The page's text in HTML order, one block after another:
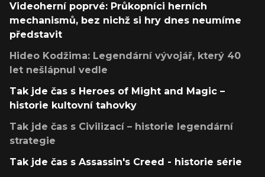
Videoherní poprvé: Průkopníci herních
mechanismů, bez nichž si hry dnes neumíme
představit
Hideo Kodžima: Legendární vývojář, který 40
let nešlápnul vedle
Tak jde čas s Heroes of Might and Magic –
historie kultovní tahovky
Tak jde čas s Civilizací – historie legendární
strategie
Tak jde čas s Assassin's Creed - historie série